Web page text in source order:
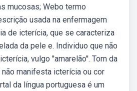
mucosas; Webo termo
usada na enfermagem
de icterícia, que se caracteriza
da pele e. Individuo que não
vulgo ''amarelão''. Tom da
não manifesta icterícia ou cor
da língua portuguesa é um